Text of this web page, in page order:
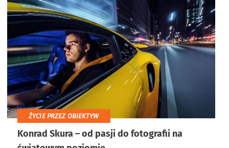
ŻYCIE PRZEZ OBIEKTYW
Konrad Skura – od pasji do fotografii na